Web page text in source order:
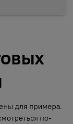
для примера.
по-